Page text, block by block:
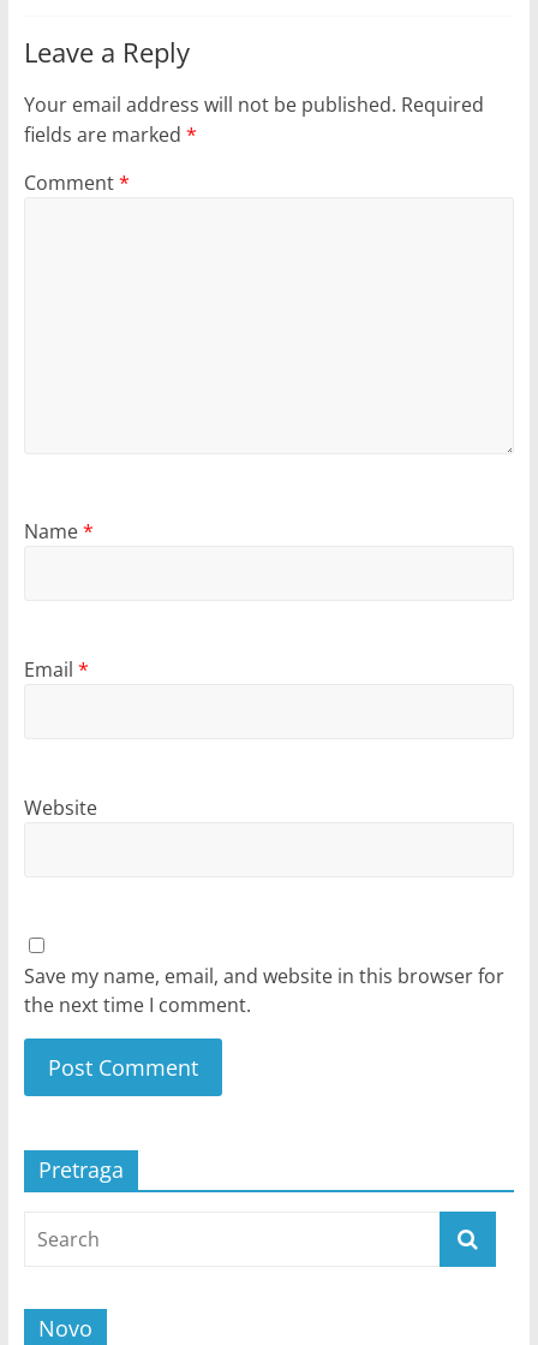
Leave a Reply
Your email address will not be published. Required
fields are marked *
Comment*
Name*
Email *
Website
Save my name, email, and website in this browser for
the next time I comment.
Pretraga
Novo